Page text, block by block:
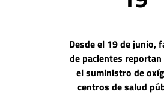
Desde el 19 de junio,
de pacientes
el suministro de
centros de salud